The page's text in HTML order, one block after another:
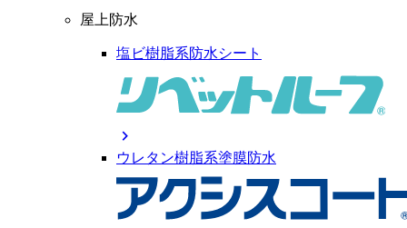
屋上防水
塩ビ樹脂系防水シート
chevron_right
ウレタン樹脂系塗膜防水